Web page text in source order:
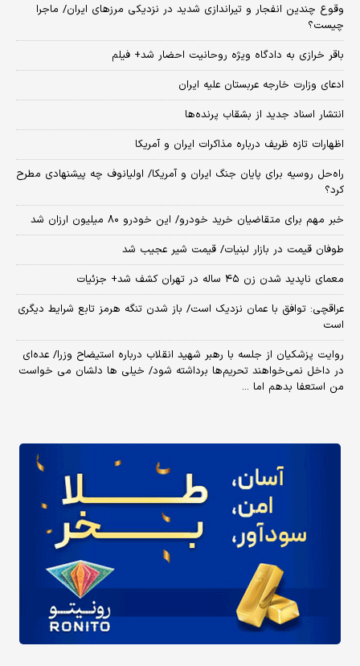
وقوع چندین انفجار و تیراندازی شدید در نزدیکی مرز‌های ایران/ ماجرا
چیست؟
باقر خرازی به دادگاه ویژه روحانیت احضار شد+ فیلم
ادعای وزارت خارجه عربستان علیه ایران
انتشار اسناد جدید از بشقاب پرنده‌ها
اظهارات تازه ظریف درباره مذاکرات ایران و آمریکا
راه‌حل روسیه برای پایان جنگ ایران و آمریکا/ اولیانوف چه پیشنهادی مطرح
کرد؟
خبر مهم برای متقاضیان خرید خودرو/ این خودرو ۸۰ میلیون ارزان شد
طوفان قیمت در بازار لبنیات/ قیمت شیر عجیب شد
معمای ناپدید شدن زن ۴۵ ساله در تهران کشف شد+ جزئیات
عراقچی: توافق با عمان نزدیک است/ باز شدن تنگه هرمز تابع شرایط دیگری
است
روایت پزشکیان از جلسه با رهبر شهید انقلاب درباره استیضاح وزرا/ عده‌ای
در داخل نمی‌خواهند تحریم‌ها برداشته شود/ خیلی ها دلشان می خواست
من استعفا بدهم اما ...